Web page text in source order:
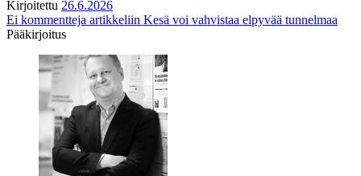
Kirjoitettu 26.6.2026
Ei kommentteja artikkeliin Kesä voi vahvistaa elpyvää tunnelmaa
Pääkirjoitus